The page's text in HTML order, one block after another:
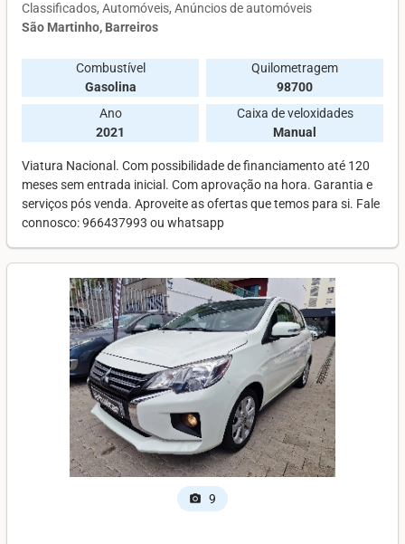
Classificados Automóveis Anúncios de automóveis
São Martinho, Barreiros
Combustível
Gasolina
Quilometragem
98700
Ano
2021
Caixa de veloxidades
Manual
Viatura Nacional. Com possibilidade de financiamento até 120
meses sem entrada inicial. Com aprovação na hora. Garantia e
serviços pós venda. Aproveite as ofertas que temos para si. Fale
connosco: 966437993 ou whatsapp
photo_camera 9